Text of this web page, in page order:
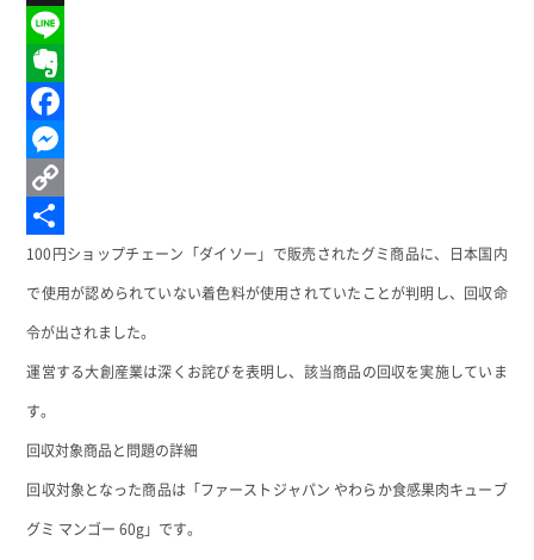
X
Line
Evernote
Facebook
Messenger
Copy
Link
共
有
100円ショップチェーン「ダイソー」で販売されたグミ商品に、日本国内
で使用が認められていない着色料が使用されていたことが判明し、回収命
令が出されました。
運営する大創産業は深くお詫びを表明し、該当商品の回収を実施していま
す。
回収対象商品と問題の詳細
回収対象となった商品は「ファーストジャパン やわらか食感果肉キューブ
グミ マンゴー 60g」です。